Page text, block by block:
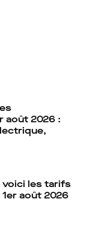
août 2026 :
voici les tarifs
août 2026